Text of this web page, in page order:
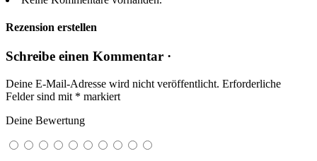
Rezension erstellen
Schreibe einen Kommentar ·
Deine E-Mail-Adresse wird nicht veröffentlicht. Erforderliche
Felder sind mit * markiert
Deine Bewertung